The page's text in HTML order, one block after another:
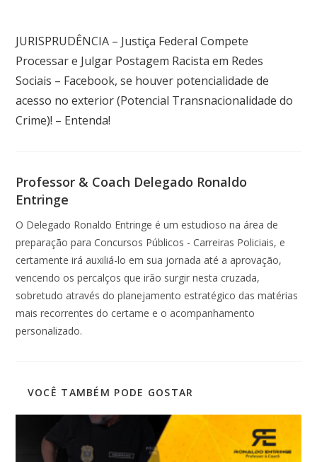
JURISPRUDÊNCIA – Justiça Federal Compete
Processar e Julgar Postagem Racista em Redes
Sociais – Facebook, se houver potencialidade de
acesso no exterior (Potencial Transnacionalidade do
Crime)! – Entenda!
Professor & Coach Delegado Ronaldo
Entringe
O Delegado Ronaldo Entringe é um estudioso na área de
preparação para Concursos Públicos - Carreiras Policiais, e
certamente irá auxiliá-lo em sua jornada até a aprovação,
vencendo os percalços que irão surgir nesta cruzada,
sobretudo através do planejamento estratégico das matérias
mais recorrentes do certame e o acompanhamento
personalizado.
VOCÊ TAMBÉM PODE GOSTAR